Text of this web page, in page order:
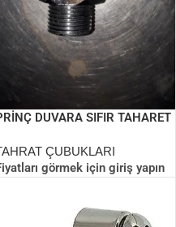
DUVARA SIFIR TAHARET
ÇUBUKLARI
görmek için giriş yapın